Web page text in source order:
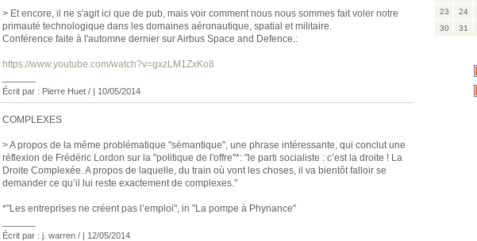
23
24
30
31
> Et encore, il ne s'agit ici que de pub, mais voir comment nous nous sommes fait voler notre
primauté technologique dans les domaines aéronautique, spatial et militaire.
Conférence faite à l'automne dernier sur Airbus Space and Defence.:
https://www.youtube.com/watch?v=gxzLM1ZxKo8
Écrit par : Pierre Huet / | 10/05/2014
COMPLEXES
> A propos de la même problématique "sémantique", une phrase intéressante, qui conclut une
réflexion de Frédéric Lordon sur la "politique de l'offre"*: "le parti socialiste : c’est la droite ! La
Droite Complexée. A propos de laquelle, du train où vont les choses, il va bientôt falloir se
demander ce qu’il lui reste exactement de complexes."
*"Les entreprises ne créent pas l’emploi", in "La pompe à Phynance"
Écrit par : j. warren / | 12/05/2014